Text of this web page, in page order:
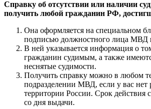
Справку об отсутствии или наличии
получить любой гражданин РФ,
Она оформляется на специальном
подписью должностного лица МВД
В ней указывается информация о
гражданин судимым, а также
неснятые судимости.
Получить справку можно в любом
подразделении МВД, если у вас нет
территории России. Срок действия
со дня выдачи.